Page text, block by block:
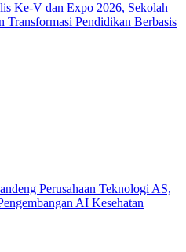
Ke-V dan Expo 2026, Sekolah
Pendidikan Berbasis
Perusahaan Teknologi AS,
AI Kesehatan